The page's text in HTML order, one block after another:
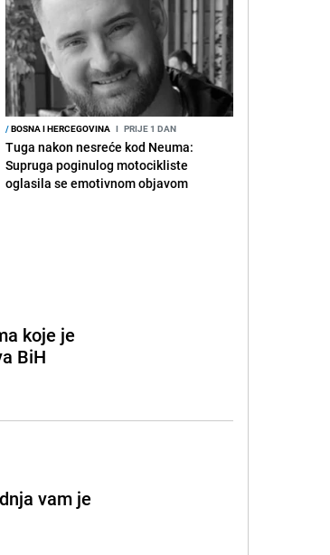
/BOSNA I HERCEGOVINA I PRIJE 1 DAN
Tuga nakon nesreće kod Neuma:
Supruga poginulog motocikliste
oglasila se emotivnom objavom
koje je
BiH
vam je